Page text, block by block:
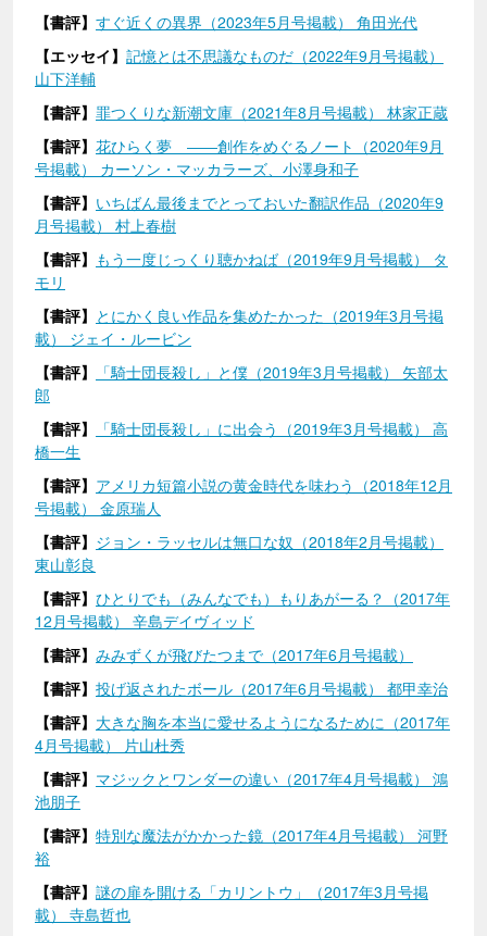
【書評】 すぐ近くの異界（2023年5月号掲載） 角田光代
【エッセイ】 記憶とは不思議なものだ（2022年9月号掲載）
山下洋輔
【書評】 罪つくりな新潮文庫（2021年8月号掲載） 林家正蔵
【書評】 花ひらく夢 ――創作をめぐるノート（2020年9月
号掲載） カーソン・マッカラーズ、小澤身和子
【書評】 いちばん最後までとっておいた翻訳作品（2020年9
月号掲載） 村上春樹
【書評】 もう一度じっくり聴かねば（2019年9月号掲載） タ
モリ
【書評】 とにかく良い作品を集めたかった（2019年3月号掲
載） ジェイ・ルービン
【書評】
「騎士団長殺し」と僕（2019年3月号掲載） 矢部太
郎
【書評】
「騎士団長殺し」に出会う（2019年3月号掲載） 高
橋一生
【書評】 アメリカ短篇小説の黄金時代を味わう（2018年12月
号掲載） 金原瑞人
【書評】 ジョン・ラッセルは無口な奴（2018年2月号掲載）
東山彰良
【書評】 ひとりでも（みんなでも）もりあがーる？（2017年
12月号掲載） 辛島デイヴィッド
【書評】 みみずくが飛びたつまで（2017年6月号掲載）
【書評】 投げ返されたボール（2017年6月号掲載） 都甲幸治
【書評】 大きな胸を本当に愛せるようになるために（2017年
4月号掲載） 片山杜秀
【書評】 マジックとワンダーの違い（2017年4月号掲載） 鴻
池朋子
【書評】 特別な魔法がかかった鏡（2017年4月号掲載） 河野
裕
【書評】 謎の扉を開ける「カリントウ」（2017年3月号掲
載） 寺島哲也